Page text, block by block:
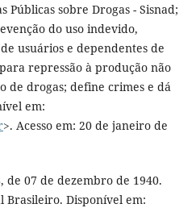
Públicas sobre Drogas - Sisnad;
do uso indevido,
usuários e dependentes de
repressão à produção não
de drogas; define crimes e dá
em:
>. Acesso em: 20 de janeiro de
de 07 de dezembro de 1940.
Brasileiro. Disponível em: